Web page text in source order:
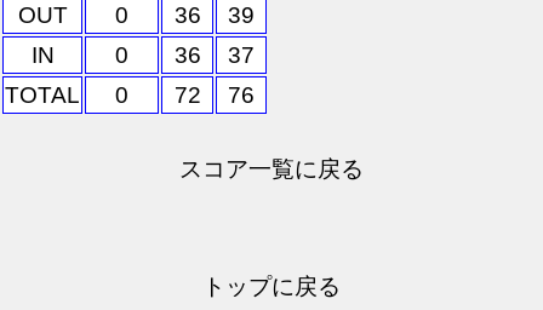
OUT
0 36
39
IN
0 36
37
TOTAL
0 72 76
スコア一覧に戻る
トップに戻る